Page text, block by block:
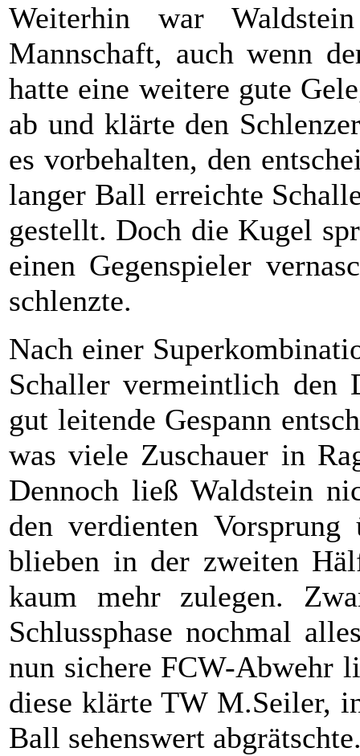
Weiterhin war
Mannschaft, auch wenn
hatte eine weitere gute
ab und klärte den
es vorbehalten, den
langer Ball erreichte
gestellt. Doch die Kugel
einen Gegenspieler
schlenzte.
Nach einer
Schaller vermeintlich den
gut leitende Gespann
was viele Zuschauer in
Dennoch ließ Waldstein
den verdienten
blieben in der zweiten
kaum mehr zulegen.
Schlussphase nochmal
nun sichere FCW-Abwehr
diese klärte TW M.Seiler,
Ball sehenswert